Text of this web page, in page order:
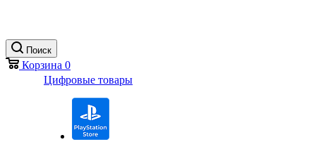
Поиск
Корзина 0
Цифровые товары